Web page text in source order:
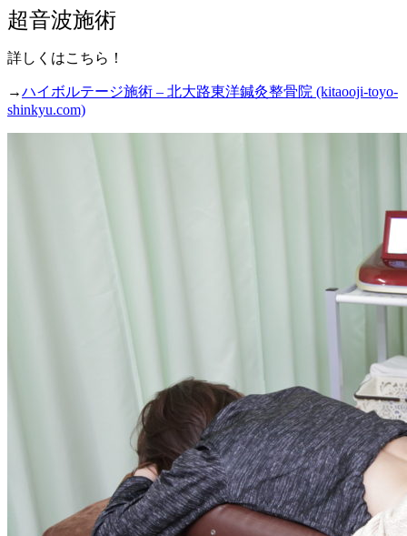
超音波施術
詳しくはこちら！
→ハイボルテージ施術 – 北大路東洋鍼灸整骨院 (kitaooji-toyo-
shinkyu.com)